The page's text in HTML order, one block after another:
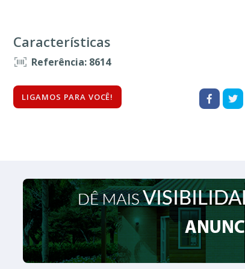
Características
Referência: 8614
LIGAMOS PARA VOCÊ!